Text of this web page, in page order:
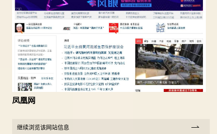
凤凰网
继续浏览该网站信息